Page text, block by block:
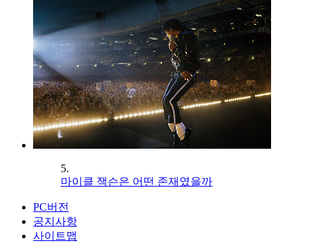
5.
마이클 잭슨은 어떤 존재였을까
PC버전
공지사항
사이트맵